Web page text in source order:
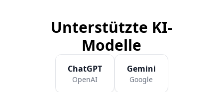
Unterstützte KI-
Modelle
ChatGPT
OpenAI
Gemini
Google